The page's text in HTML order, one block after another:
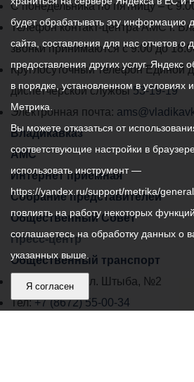
График
работы
администрации
местного
самоуправления
города
Владикавказ:
С понедельника по пятницу – с
Телефон контакт-центра АМС г.
звонки принимаются с 9:00 до
Круглосуточный телефон Единой
диспетчерской службы53-19-19
Электронная почта:
Владикавказ
АМС
Интернет приемная
Собрание представителей
Общественный Совет
Пресс-центр
Общественный транспорт
Владикавказ, пл. Штыба, №2
Тел:+7 (8672) 55-00-34
будет обрабатывать эту информацию
сайта, составления для нас отчетов о
предоставления других услуг.
в порядке, установленном в условиях
Метрика.
Вы можете отказаться от
соответствующие настройки в
использовать инструмент —
https://yandex.ru/support/metrika/
повлиять на работу некоторых
соглашаетесь на обработку данных о
указанных выше.
Я согласен